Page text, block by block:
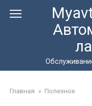
Главная » Полезное